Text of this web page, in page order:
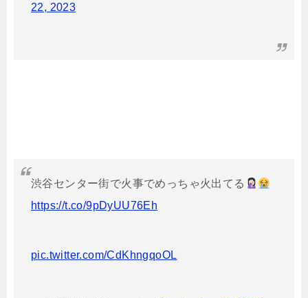
22, 2023
渋谷センター街で火事でめっちゃ火出てる
https://t.co/9pDyUU76Eh
pic.twitter.com/CdKhngqoOL